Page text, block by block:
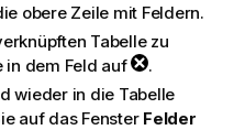
obere Zeile mit Feldern.
Tabelle zu
in dem Feld auf
.
wieder in die Tabelle
auf das Fenster Felder